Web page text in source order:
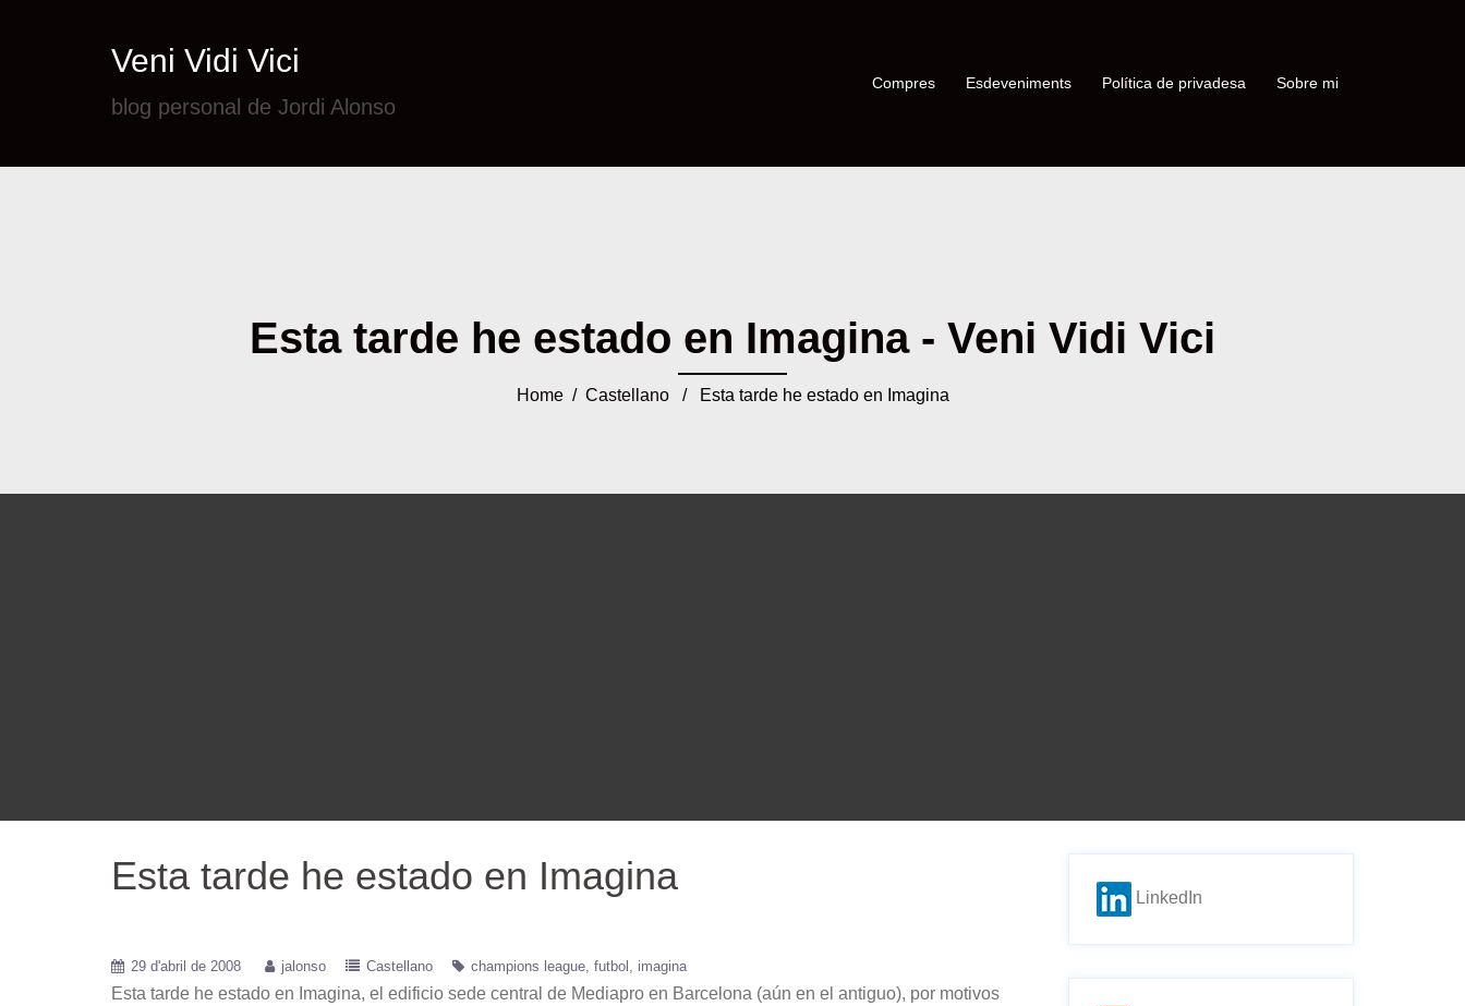
Veni Vidi Vici
blog personal de Jordi Alonso
Compres Esdeveniments Política de privadesa Sobre mi
Esta tarde he estado en Imagina - Veni Vidi Vici
Home/ Castellano/ Esta tarde he estado en Imagina
Esta tarde he estado en Imagina
29 d'abril de 2008 jalonso Castellano champions league futbol imagina
Esta tarde he estado en Imagina, el edificio sede central de Mediapro en Barcelona (aún en el antiguo), por motivos
LinkedIn